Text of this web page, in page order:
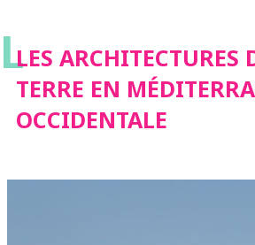
LLES ARCHITECTURES
TERRE EN
OCCIDENTALE